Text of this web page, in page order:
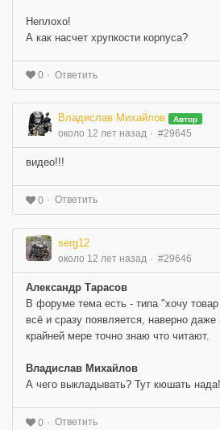
Неплохо!
А как насчет хрупкости корпуса?
0 Ответить
Владислав Михайлов Автор
около 12 лет назад #29645
видео!!!
0 Ответить
serg12
около 12 лет назад #29646
Александр Тарасов
В форуме тема есть - типа "хочу
всё и сразу появляется, наверно
крайней мере точно знаю что читают.
Владислав Михайлов
А чего выкладывать? Тут кюшать
0 Ответить